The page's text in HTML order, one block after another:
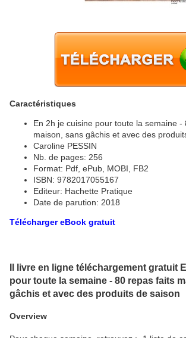
Caractéristiques
En 2h je cuisine pour toute la semaine -
maison, sans gâchis et avec des
Caroline PESSIN
Nb. de pages: 256
Format: Pdf, ePub, MOBI, FB2
ISBN: 9782017055167
Editeur: Hachette Pratique
Date de parution: 2018
Télécharger eBook gratuit
Il livre en ligne téléchargement gratuit
pour toute la semaine - 80 repas faits
gâchis et avec des produits de saison
Overview